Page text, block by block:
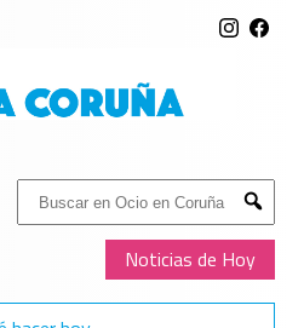
Buscar:
Submit
Noticias de Hoy